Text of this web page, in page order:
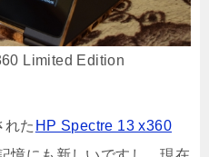
Limited Edition
れた HP Spectre 13 x360